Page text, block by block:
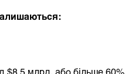
$8,5 млрд, або більше 60%